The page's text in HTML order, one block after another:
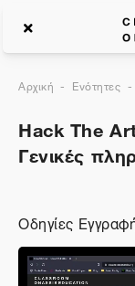
Αρχική Ενότητες
Hack The
Γενικές
Οδηγίες